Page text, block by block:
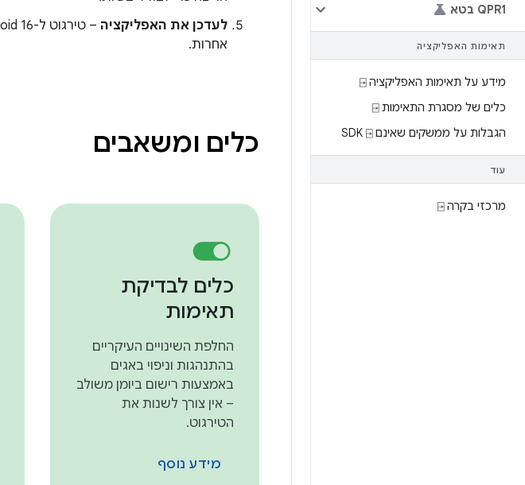
QPR1 בטא
תאימות האפליקציה
מידע על תאימות האפליקציה ⍈
כלים של מסגרת התאימות ⍈
הגבלות על ממשקים שאינם SDK ⍈
עוד
מרכזי בקרה ⍈
לעדכן את האפליקציה
אחרות.
כלים ומשאבים
כלים לבדיקת
תאימות
החלפת השינויים העיקריים
בהתנהגות וניפוי באגים
באמצעות רישום ביומן משולב
– אין צורך לשנות את
הטירגוט.
מידע נוסף